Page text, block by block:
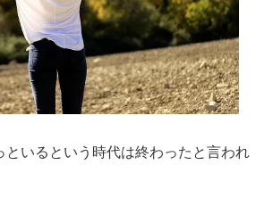
といるという時代は終わったと言われ